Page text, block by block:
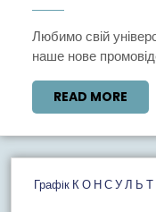
Любимо свій університет і запрошуємо переглянути
наше нове
READ MORE
MORE
Графiк К О Н С У Л Ь